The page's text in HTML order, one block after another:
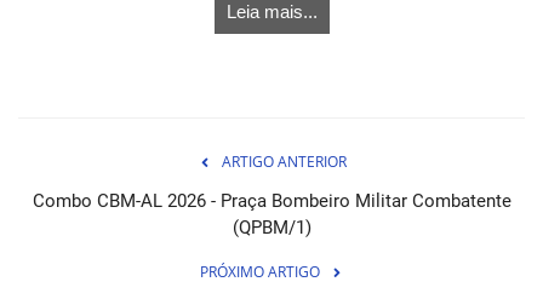
Leia mais...
ARTIGO ANTERIOR
Combo CBM-AL 2026 - Praça Bombeiro Militar Combatente
(QPBM/1)
PRÓXIMO ARTIGO